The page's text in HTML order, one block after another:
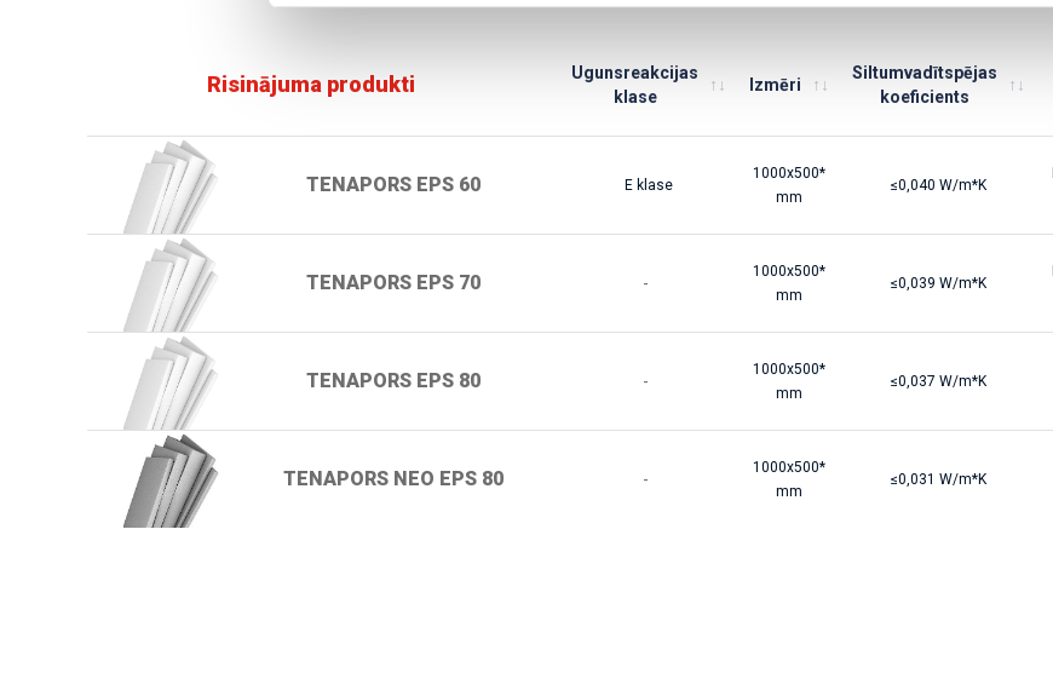
Risinājuma produkti
Ugunsreakcijas
klase
Izmēri
Siltumvadītspējas
koeficients
TENAPORS EPS 60 E klase
1000x500*
mm
≤0,040 W/m*K
TENAPORS EPS 70 -
1000x500*
mm
≤0,039 W/m*K
TENAPORS EPS 80 -
1000x500*
mm
≤0,037 W/m*K
TENAPORS NEO EPS 80 -
1000x500*
mm
≤0,031 W/m*K